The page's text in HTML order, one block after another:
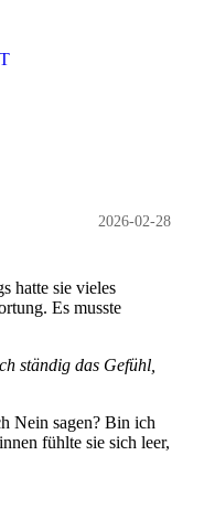
2026-02-28
hatte sie vieles
Es musste
ständig das Gefühl,
Nein sagen? Bin ich
fühlte sie sich leer,